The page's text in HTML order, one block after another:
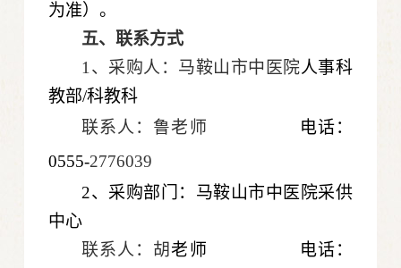
为准）。
五、联系方式
1、采购人：马鞍山市中医院人事科
教部/科教科
联系人：鲁老师
电话：
0555-2776039
2、采购部门：马鞍山市中医院采供
中心
联系人：胡老师
电话：